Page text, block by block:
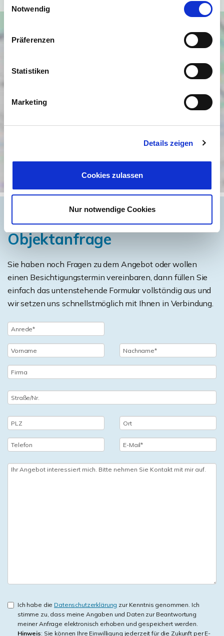
Notwendig
Präferenzen
Statistiken
Marketing
Details zeigen
Cookies zulassen
Nur notwendige Cookies
Objektanfrage
Sie haben noch Fragen zu dem Angebot oder wollen
einen Besichtigungstermin vereinbaren, dann füllen Sie
einfach das untenstehende Formular vollständig aus und
wir setzen uns schnellstmöglich mit Ihnen in Verbindung.
Ich habe die Datenschutzerklärung zur Kenntnis genommen. Ich
stimme zu, dass meine Angaben und Daten zur Beantwortung
meiner Anfrage elektronisch erhoben und gespeichert werden.
Hinweis: Sie können Ihre Einwilligung jederzeit für die Zukunft per E-